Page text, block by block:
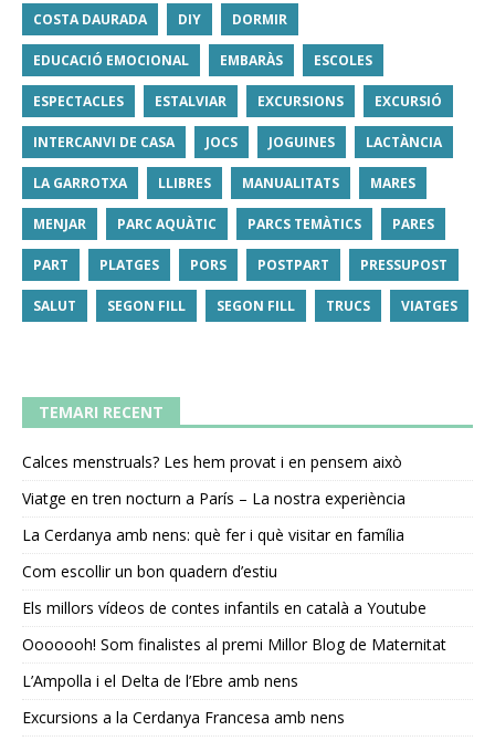
COSTA DAURADA DIY DORMIR
EDUCACIÓ EMOCIONAL EMBARÀS ESCOLES
ESPECTACLES ESTALVIAR EXCURSIONS EXCURSIÓ
INTERCANVI DE CASA JOCS JOGUINES LACTÀNCIA
LA GARROTXA LLIBRES MANUALITATS MARES
MENJAR PARC AQUÀTIC PARCS TEMÀTICS PARES
PART PLATGES PORS POSTPART PRESSUPOST
SALUT SEGON FILL SEGON FILL TRUCS VIATGES
TEMARI RECENT
Calces menstruals? Les hem provat i en pensem això
Viatge en tren nocturn a París – La nostra experiència
La Cerdanya amb nens: què fer i què visitar en família
Com escollir un bon quadern d’estiu
Els millors vídeos de contes infantils en català a Youtube
Ooooooh! Som finalistes al premi Millor Blog de Maternitat
L’Ampolla i el Delta de l’Ebre amb nens
Excursions a la Cerdanya Francesa amb nens